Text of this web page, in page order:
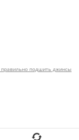
правильно подшить джинсы